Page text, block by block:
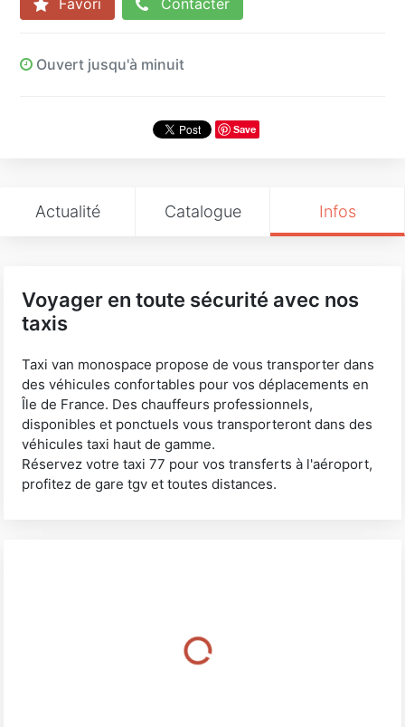
Favori Contacter
Ouvert jusqu'à minuit
Save
Actualité Catalogue Infos
Voyager en toute sécurité avec nos
taxis
Taxi van monospace propose de vous transporter dans
des véhicules confortables pour vos déplacements en
Île de France. Des chauffeurs professionnels,
disponibles et ponctuels vous transporteront dans des
véhicules taxi haut de gamme.
Réservez votre taxi 77 pour vos transferts à l'aéroport,
profitez de gare tgv et toutes distances.